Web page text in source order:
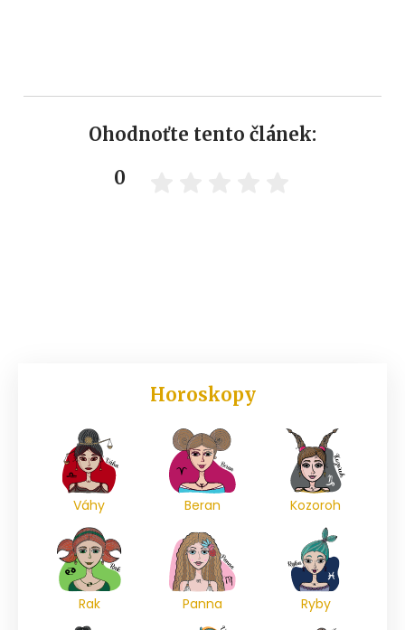
Ohodnoťte tento článek:
0
Horoskopy
Váhy Beran Kozoroh
Rak Panna Ryby